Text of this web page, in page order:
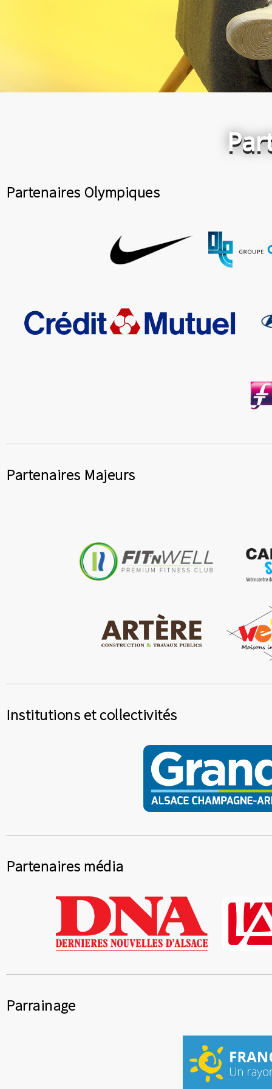
Partenaires Olympiques
Partenaires Majeurs
Institutions et collectivités
Partenaires média
Parrainage